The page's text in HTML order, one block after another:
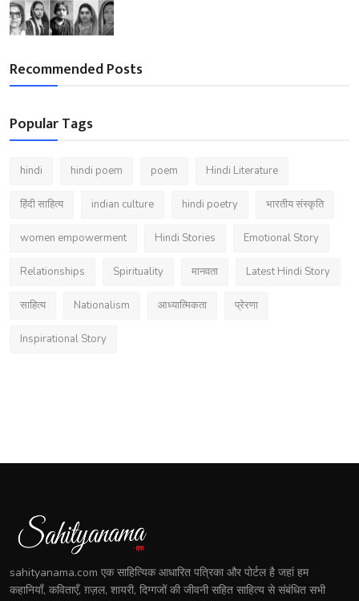
Recommended Posts
Popular Tags
hindi hindi poem poem Hindi Literature
हिंदी साहित्य indian culture hindi poetry भारतीय संस्कृति
women empowerment Hindi Stories Emotional Story
Relationships Spirituality मानवता Latest Hindi Story
साहित्य Nationalism आध्यात्मिकता प्रेरणा
Inspirational Story
sahityanama.com एक साहित्यिक आधारित पत्रिका और पोर्टल है जहां हम
कहानियाँ, कविताएँ, ग़ज़ल, शायरी, दिग्गजों की जीवनी सहित साहित्य से संबंधित सभी